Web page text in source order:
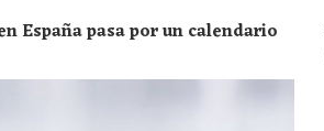
España pasa por un calendario